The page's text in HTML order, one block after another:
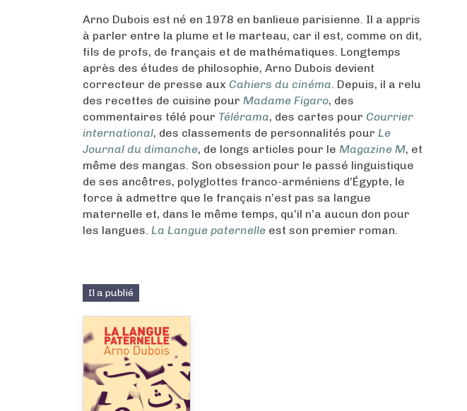
Arno Dubois est né en 1978 en banlieue parisienne. Il a appris
à parler entre la plume et le marteau, car il est, comme on dit,
fils de profs, de français et de mathématiques. Longtemps
après des études de philosophie, Arno Dubois devient
correcteur de presse aux Cahiers du cinéma. Depuis, il a relu
des recettes de cuisine pour Madame Figaro, des
commentaires télé pour Télérama, des cartes pour Courrier
international, des classements de personnalités pour Le
Journal du dimanche, de longs articles pour le Magazine M, et
même des mangas. Son obsession pour le passé linguistique
de ses ancêtres, polyglottes franco-arméniens d’Égypte, le
force à admettre que le français n’est pas sa langue
maternelle et, dans le même temps, qu’il n’a aucun don pour
les langues. La Langue paternelle est son premier roman.
Il a publié